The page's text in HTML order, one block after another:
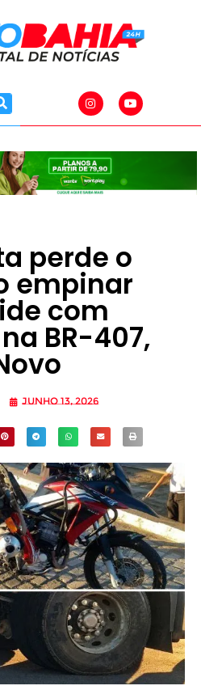
perde o
empinar
com
BR-407,
junho 13, 2026